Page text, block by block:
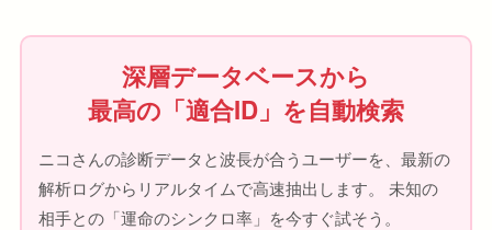
深層データベースから
最高の「適合ID」を自動検索
ニコさんの診断データと波長が合うユーザーを、最新の
解析ログからリアルタイムで高速抽出します。 未知の
相手との「運命のシンクロ率」を今すぐ試そう。